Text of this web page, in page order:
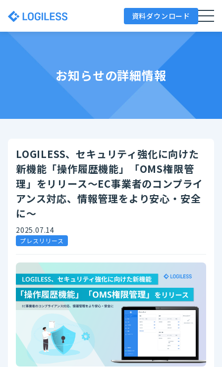
資料ダウンロード
お知らせの詳細情報
LOGILESS、セキュリティ強化に向けた
新機能「操作履歴機能」「OMS権限管
理」をリリース～EC事業者のコンプライ
アンス対応、情報管理をより安心・安全
に～
2025.07.14
プレスリリース